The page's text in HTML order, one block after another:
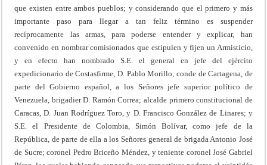
que existen entre ambos pueblos; y considerando que el primero y más
importante paso para llegar a tan feliz término es suspender
recíprocamente las armas, para poderse entender y explicar, han
convenido en nombrar comisionados que estipulen y fijen un Armisticio,
y en efecto han nombrado S.E. el general en jefe del ejército
expedicionario de Costasfirme, D. Pablo Morillo, conde de Cartagena, de
parte del Gobierno español, a los Señores jefe superior político de
Venezuela, brigadier D. Ramón Correa; alcalde primero constitucional de
Caracas, D. Juan Rodríguez Toro, y D. Francisco González de Linares; y
S.E. el Presidente de Colombia, Simón Bolívar, como jefe de la
República, de parte de ella a los Señores general de brigada Antonio José
de Sucre; coronel Pedro Briceño Méndez, y teniente coronel José Gabriel